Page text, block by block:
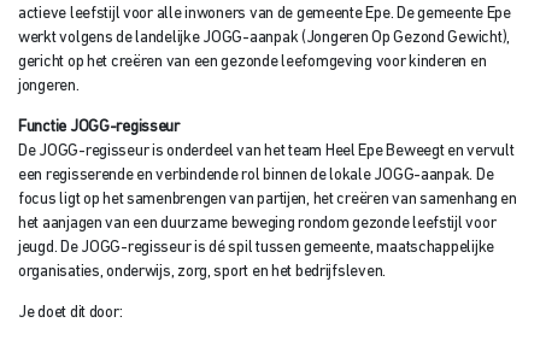
actieve leefstijl voor alle inwoners van de gemeente Epe. De gemeente Epe
werkt volgens de landelijke JOGG-aanpak (Jongeren Op Gezond Gewicht),
gericht op het creëren van een gezonde leefomgeving voor kinderen en
jongeren.
Functie JOGG-regisseur
De JOGG-regisseur is onderdeel van het team Heel Epe Beweegt en vervult
een regisserende en verbindende rol binnen de lokale JOGG-aanpak. De
focus ligt op het samenbrengen van partijen, het creëren van samenhang en
het aanjagen van een duurzame beweging rondom gezonde leefstijl voor
jeugd. De JOGG-regisseur is dé spil tussen gemeente, maatschappelijke
organisaties, onderwijs, zorg, sport en het bedrijfsleven.
Je doet dit door: